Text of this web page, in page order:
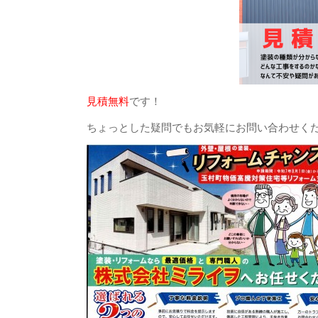
見積無料です！
ちょっとした疑問でもお気軽にお問い合わせく